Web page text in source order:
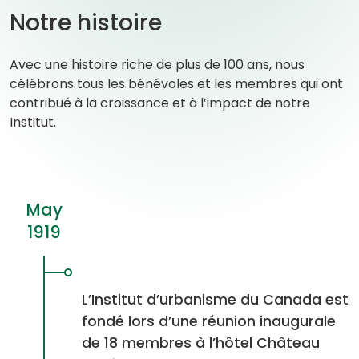
Notre histoire
Avec une histoire riche de plus de 100 ans, nous
célébrons tous les bénévoles et les membres qui ont
contribué à la croissance et à l’impact de notre
Institut.
May
1919
L’Institut d’urbanisme du Canada est
fondé lors d’une réunion inaugurale
de 18 membres à l’hôtel Château